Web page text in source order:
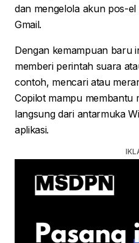
dan mengelola akun pos-
Gmail.
Dengan kemampuan baru
memberi perintah suara
contoh, mencari atau
Copilot mampu membantu
langsung dari antarmuka
aplikasi.